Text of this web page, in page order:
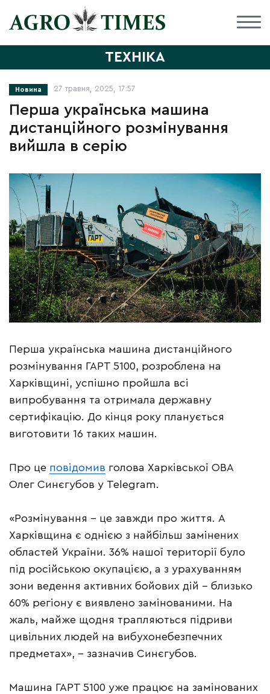
ТЕХНІКА
Новина 27 травня, 2025, 17:57
Перша українська машина
дистанційного розмінування
вийшла в серію
Перша українська машина дистанційного
розмінування ГАРТ 5100, розроблена на
Харківщині, успішно пройшла всі
випробування та отримала державну
сертифікацію. До кінця року планується
виготовити 16 таких машин.
Про це повідомив голова Харківської ОВА
Олег Синєгубов у Telegram.
«Розмінування – це завжди про життя. А
Харківщина є однією з найбільш замінених
областей України. 36% нашої території було
під російською окупацією, а з урахуванням
зони ведення активних бойових дій – близько
60% регіону є виявлено замінованими. На
жаль, майже щодня трапляються підриви
цивільних людей на вибухонебезпечних
предметах», – зазначив Синєгубов.
Машина ГАРТ 5100 уже працює на замінованих